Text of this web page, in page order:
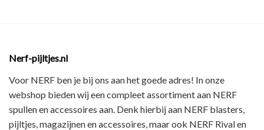
Nerf-pijltjes.nl
Voor NERF ben je bij ons aan het goede adres! In onze
webshop bieden wij eencompleet assortimentaan NERF
spullen en accessoires aan. Denk hierbij aan NERF blasters,
pijltjes, magazijnen en accessoires , maar ook NERF Rival en